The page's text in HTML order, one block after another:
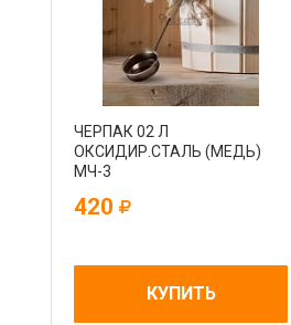
ЧЕРПАК 02 Л
ОКСИДИР.СТАЛЬ (МЕДЬ)
МЧ-3
420
КУПИТЬ